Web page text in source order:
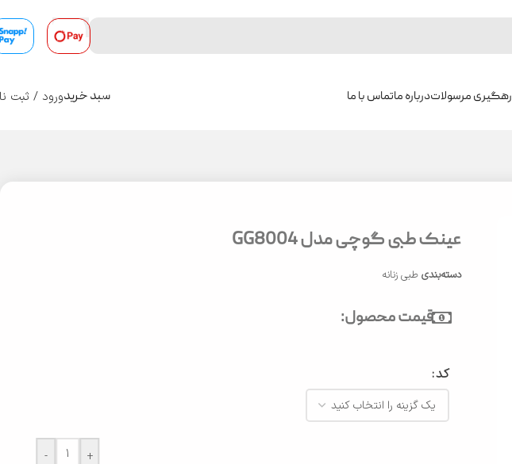
رهگیری مرسولاتدرباره ماتماس با ما 0
سبد خریدورود / ثبت
عینک طبی گوچی مدل GG8004
دسته‌بندی طبی زنانه
قیمت محصول:
کد
- +